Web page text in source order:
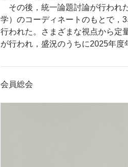
その後，統一論題討論が行われ
学）のコーディネートのもとで，
行われた。さまざまな視点から定
が行われ，盛況のうちに2025年度
会員総会